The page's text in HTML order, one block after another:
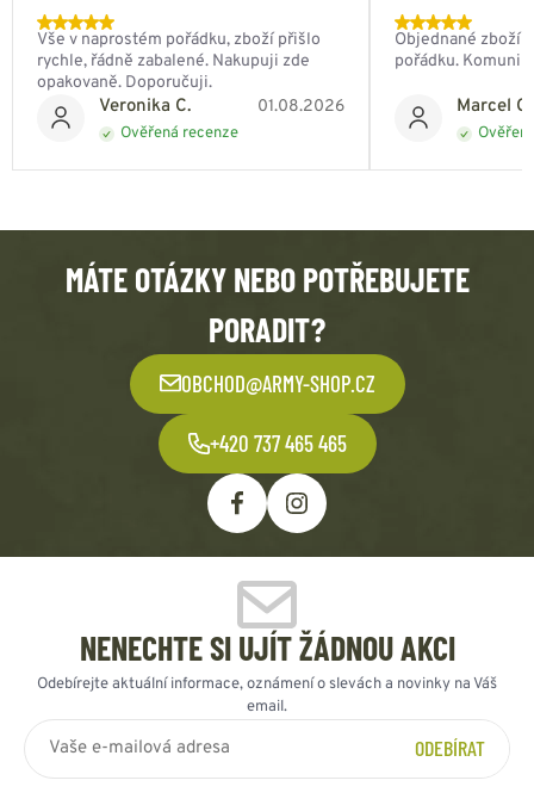
Veronika C. 01.08.2026
Ověřená recenze
Vše v naprostém pořádku, zboží přišlo
rychle, řádně zabalené. Nakupuji zde
opakovaně. Doporučuji.
Marcel
Objednané zboží
pořádku.
MÁTE OTÁZKY NEBO POTŘEBUJETE
PORADIT?
OBCHOD@ARMY-SHOP.CZ
+420 737 465 465
NENECHTE SI UJÍT ŽÁDNOU AKCI
Odebírejte aktuální informace, oznámení o slevách a novinky na Váš
email.
ODEBÍRAT